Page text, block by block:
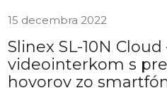
15 decembra 2022
Slinex SL-10N
videointerkom s
hovorov zo